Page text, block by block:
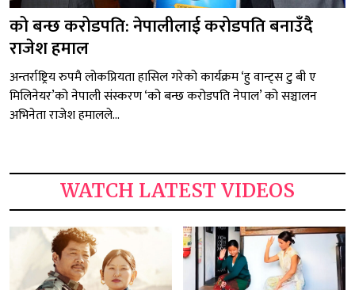
को बन्छ करोडपति: नेपालीलाई करोडपति बनाउँदै
राजेश हमाल
अन्तर्राष्ट्रिय रुपमै लोकप्रियता हासिल गरेको कार्यक्रम ‘हु वान्ट्स टु बी ए
मिलिनेयर’को नेपाली संस्करण ‘को बन्छ करोडपति नेपाल’ को सञ्चालन
अभिनेता राजेश हमालले...
WATCH LATEST VIDEOS